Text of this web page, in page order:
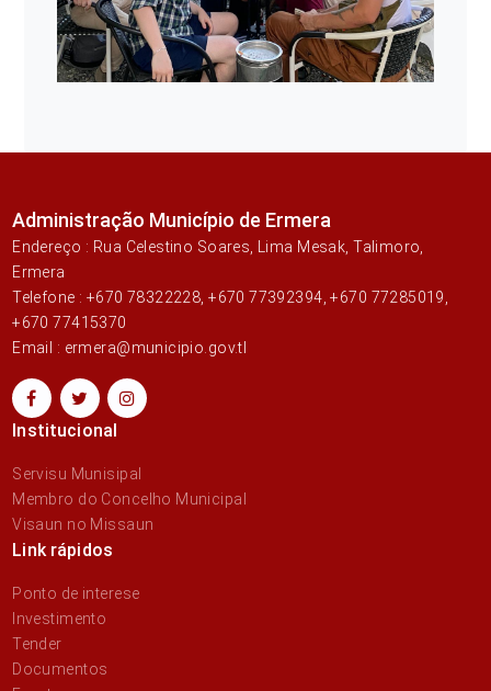
Administração Município de Ermera
Endereço : Rua Celestino Soares, Lima Mesak, Talimoro,
Ermera
Telefone : +670 78322228, +670 77392394, +670 77285019,
+670 77415370
Email : ermera@municipio.gov.tl
Institucional
Servisu Munisipal
Membro do Concelho Municipal
Visaun no Missaun
Link rápidos
Ponto de interese
Investimento
Tender
Documentos